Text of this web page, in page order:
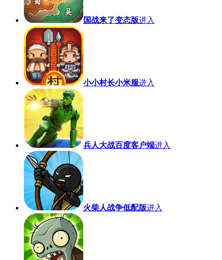
国战来了变态版进入
小小村长小米服进入
兵人大战百度客户端进入
火柴人战争低配版进入